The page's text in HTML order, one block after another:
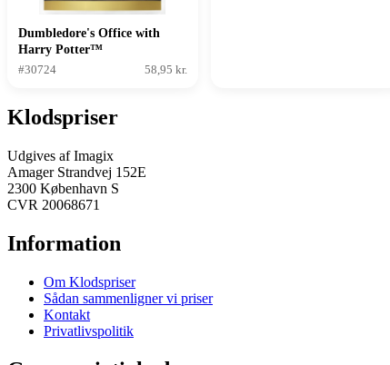
Dumbledore's Office with
Harry Potter™
#30724
58,95 kr.
Klodspriser
Udgives af Imagix
Amager Strandvej 152E
2300 København S
CVR 20068671
Information
Om Klodspriser
Sådan sammenligner vi priser
Kontakt
Privatlivspolitik